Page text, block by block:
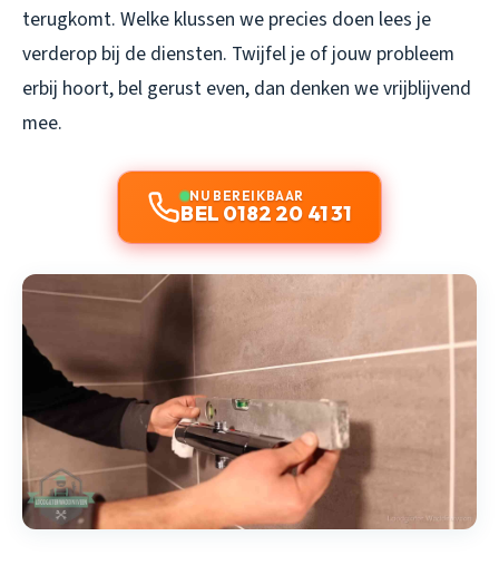
terugkomt. Welke klussen we precies doen lees je
verderop bij de diensten. Twijfel je of jouw probleem
erbij hoort, bel gerust even, dan denken we vrijblijvend
mee.
NU BEREIKBAAR
BEL 0182 20 41 31